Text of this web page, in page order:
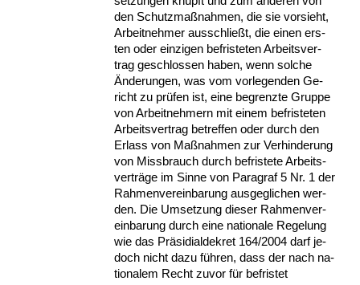
den Schutz­maßnah­men, die sie vor­sieht,
Ar­beit­neh­mer aus­sch­ließt, die ei­nen ers­
ten oder ein­zi­gen be­fris­te­ten Ar­beits­ver­
trag ge­schlos­sen ha­ben, wenn sol­che
Ände­run­gen, was vom vor­le­gen­den Ge­
richt zu prüfen ist, ei­ne be­grenz­te Grup­pe
von Ar­beit­neh­mern mit ei­nem be­fris­te­ten
Ar­beits­ver­trag be­tref­fen oder durch den
Er­lass von Maßnah­men zur Ver­hin­de­rung
von Miss­brauch durch be­fris­te­te Ar­beits­
verträge im Sin­ne von Pa­ra­graf 5 Nr. 1 der
Rah­men­ver­ein­ba­rung aus­ge­gli­chen wer­
den. Die Um­set­zung die­ser Rah­men­ver­
ein­ba­rung durch ei­ne na­tio­na­le Re­ge­lung
wie das Präsi­di­al­de­kret 164/2004 darf je­
doch nicht da­zu führen, dass der nach na­
tio­na­lem Recht zu­vor für be­fris­tet